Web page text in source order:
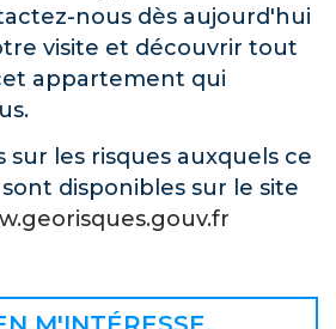
nous dès aujourd'hui
visite et découvrir tout
appartement qui
sur les risques auxquels ce
disponibles sur le site